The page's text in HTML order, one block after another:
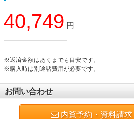
40,749 円
※返済金額はあくまでも目安です。
※購入時は別途諸費用が必要です。
お問い合わせ
内覧予約・資料請求